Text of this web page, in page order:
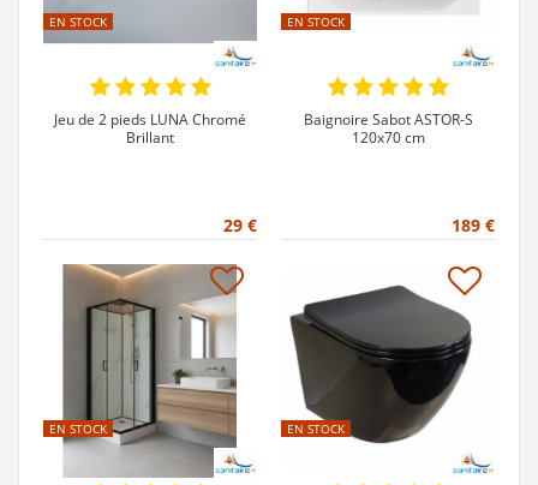
EN STOCK
Jeu de 2 pieds LUNA Chromé
Brillant
29 €
EN STOCK
Baignoire Sabot ASTOR-S
120x70 cm
189 €
EN STOCK EN STOCK